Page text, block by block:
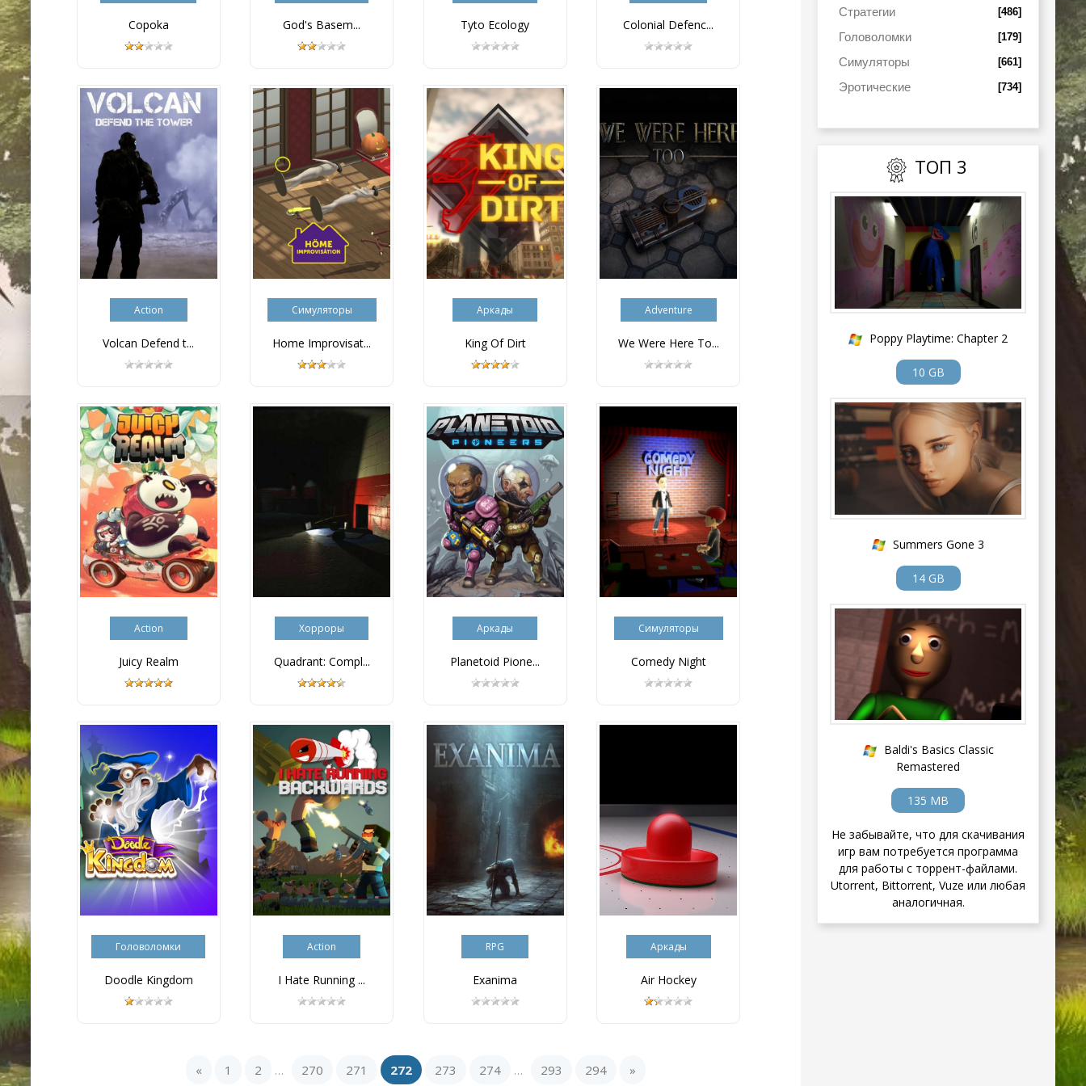
Copoka God's Basem... Tyto Ecology Colonial Defenc...
Action
Volcan Defend t...
Симуляторы
Home Improvisat...
Аркады
King Of Dirt
Adventure
We Were Here To...
Action
Juicy Realm
Хорроры
Quadrant: Compl...
Аркады
Planetoid Pione...
Симуляторы
Comedy Night
Головоломки
Doodle Kingdom
Action
I Hate Running ...
RPG
Exanima
Аркады
Air Hockey
« 1 2 ... 270 271 272 273 274 ... 293 294 »
Стратегии [486]
Головоломки [179]
Симуляторы [661]
Эротические [734]
ТОП 3
Poppy Playtime: Chapter 2
10 GB
Summers Gone 3
14 GB
Baldi's Basics Classic
Remastered
135 MB
Не забывайте, что для скачивания
игр вам потребуется программа
для работы с торрент-файлами.
Utorrent, Bittorrent, Vuze или любая
аналогичная.